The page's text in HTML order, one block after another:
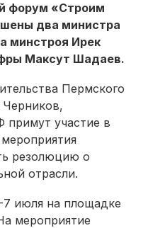
форум «Строим
два министра
минстроя Ирек
Максут Шадаев.
Пермского
Черников,
примут участие в
резолюцию о
отрасли.
июля на площадке
мероприятие